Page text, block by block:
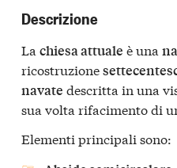
Descrizione
La chiesa attuale è una
ricostruzione
navate descritta in una
sua volta rifacimento di
Elementi principali sono: